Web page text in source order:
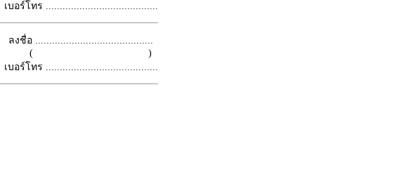
เบอร์โทร ........................................
ลงชื่อ ..........................................
( )
เบอร์โทร ........................................